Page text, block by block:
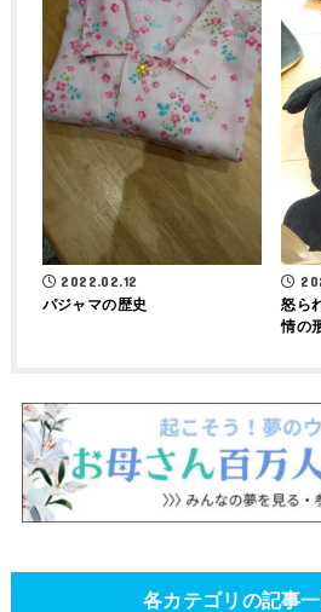
2022.02.12
パジャマの歴史
怒ら
情の
各カテゴリの記事